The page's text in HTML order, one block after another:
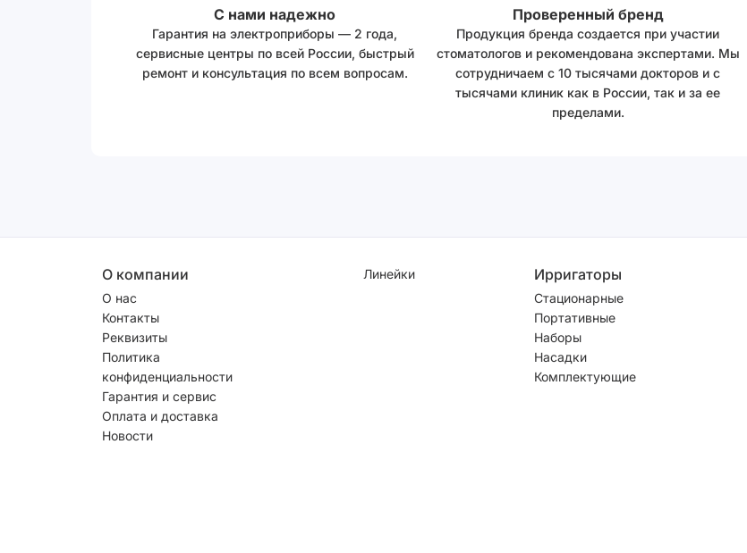
С нами надежно
Гарантия на электроприборы — 2 года,
сервисные центры по всей России, быстрый
ремонт и консультация по всем вопросам.
Проверенный бренд
Продукция бренда создается при участии
стоматологов и рекомендована экспертами. Мы
сотрудничаем с 10 тысячами докторов и с
тысячами клиник как в России, так и за ее
пределами.
О компании
О нас
Контакты
Реквизиты
Политика
конфиденциальности
Гарантия и сервис
Оплата и доставка
Новости
Линейки Ирригаторы
Стационарные
Портативные
Наборы
Насадки
Комплектующие